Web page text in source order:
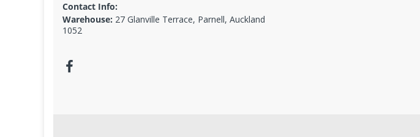
Contact Info:
Warehouse: 27 Glanville Terrace, Parnell, Auckland
1052